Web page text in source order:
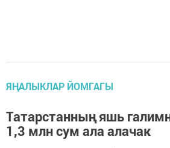
ЯҢАЛЫКЛАР ЙОМГАГЫ
Татарстанның яшь
1,3 млн сум ала алачак